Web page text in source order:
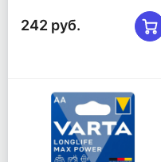
242 руб.